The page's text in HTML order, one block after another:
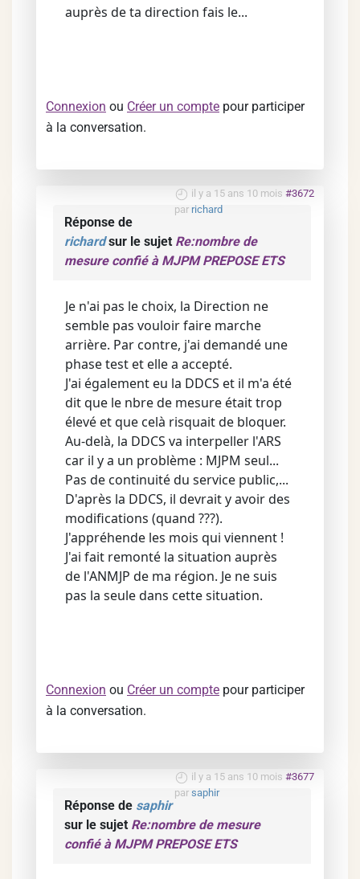
auprès de ta direction fais le...
Connexion ou Créer un compte pour participer
à la conversation.
il y a 15 ans 10 mois #3672
par richard
Réponse de
richardsur le sujet Re:nombre de
mesure confié à MJPM PREPOSE ETS
Je n'ai pas le choix, la Direction ne
semble pas vouloir faire marche
arrière. Par contre, j'ai demandé une
phase test et elle a accepté.
J'ai également eu la DDCS et il m'a été
dit que le nbre de mesure était trop
élevé et que celà risquait de bloquer.
Au-delà, la DDCS va interpeller l'ARS
car il y a un problème : MJPM seul...
Pas de continuité du service public,...
D'après la DDCS, il devrait y avoir des
modifications (quand ???).
J'appréhende les mois qui viennent !
J'ai fait remonté la situation auprès
de l'ANMJP de ma région. Je ne suis
pas la seule dans cette situation.
Connexion ou Créer un compte pour participer
à la conversation.
il y a 15 ans 10 mois #3677
par saphir
Réponse de saphir
sur le sujet Re:nombre de mesure
confié à MJPM PREPOSE ETS